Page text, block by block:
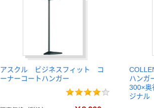
アスクル ビジネスフィット コ
ーナーコートハンガー
ハンガ
300×奥
ジナル